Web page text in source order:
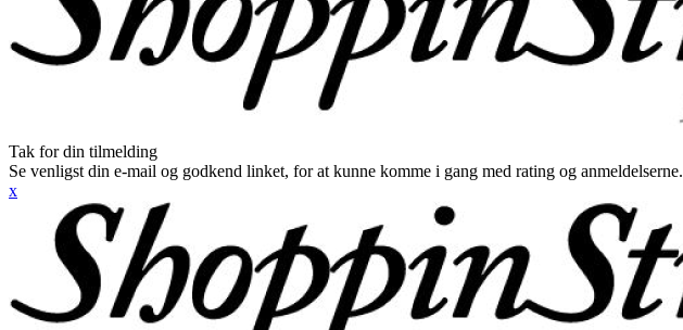
Tak for din tilmelding
Se venligst din e-mail og godkend linket, for at kunne komme i gang med rating og anmeldelserne.
x